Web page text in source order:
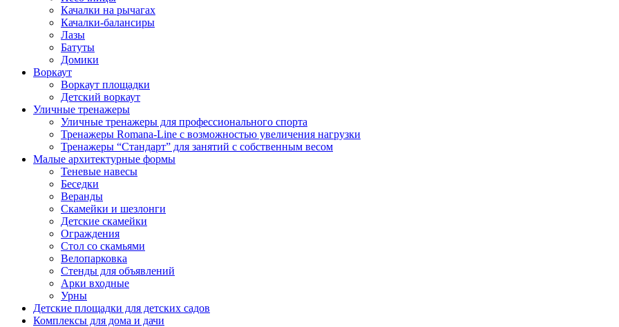
Качалки на рычагах
Качалки-балансиры
Лазы
Батуты
Домики
Воркаут
Воркаут площадки
Детский воркаут
Уличные тренажеры
Уличные тренажеры для профессионального спорта
Тренажеры Romana-Line с возможностью увеличения нагрузки
Тренажеры “Стандарт” для занятий с собственным весом
Малые архитектурные формы
Теневые навесы
Беседки
Веранды
Скамейки и шезлонги
Детские скамейки
Ограждения
Стол со скамьями
Велопарковка
Стенды для объявлений
Арки входные
Урны
Детские площадки для детских садов
Комплексы для дома и дачи